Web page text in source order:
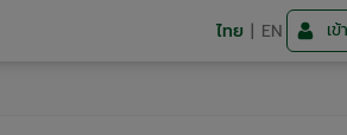
ไทย | EN เ